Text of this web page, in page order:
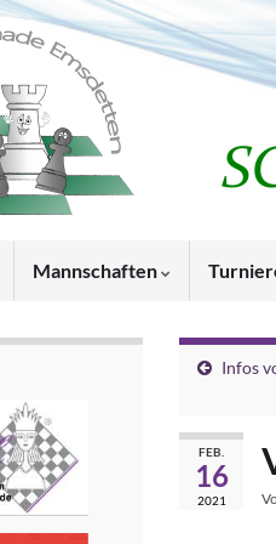
Mannschaften
Infos
FEB.
16
2021